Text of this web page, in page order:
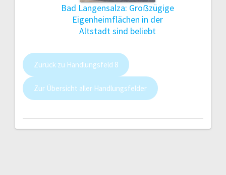
Bad Langensalza: Groẞzügige
Eigenheimflächen in der
Altstadt sind beliebt
Zurück zu Handlungsfeld 8
Zur Übersicht aller Handlungsfelder